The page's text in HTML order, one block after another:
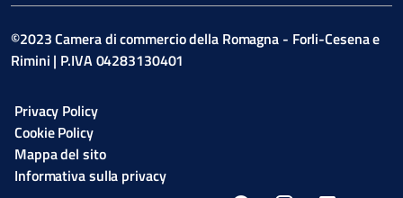
©2023 Camera di commercio della Romagna - Forli-Cesena e
Rimini | P.IVA 04283130401
Privacy Policy
Cookie Policy
Mappa del sito
Informativa sulla privacy